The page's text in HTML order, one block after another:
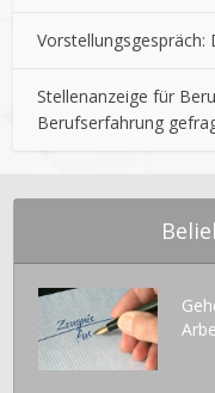
Stellenanzeige für
Berufserfahrung